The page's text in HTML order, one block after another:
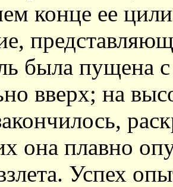
конце ее
была пущена с
вверх; на
она плавно
Успех